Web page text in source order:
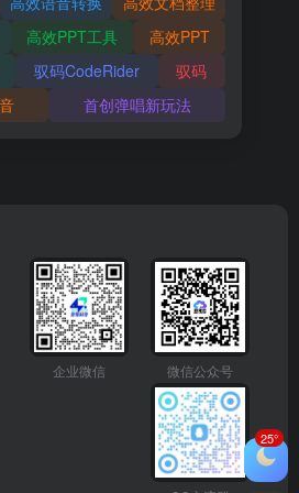
高效PPT工具
高效PPT
驭码CodeRider
驭码
首创弹唱新玩法
企业微信 微信公众号
25°